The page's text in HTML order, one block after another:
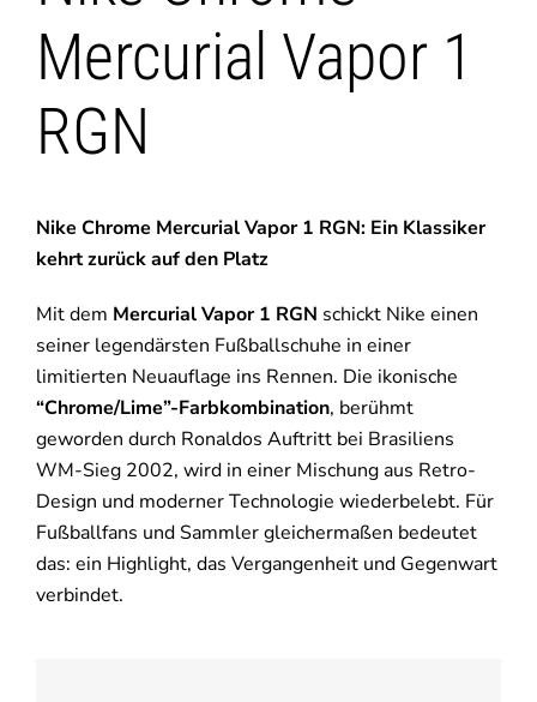
Mercurial Vapor 1
RGN
Nike Chrome Mercurial Vapor 1 RGN: Ein Klassiker
kehrt zurück auf den Platz
Mit dem Mercurial Vapor 1 RGN schickt Nike einen
seiner legendärsten Fußballschuhe in einer
limitierten Neuauflage ins Rennen. Die ikonische
“Chrome/Lime”-Farbkombination, berühmt
geworden durch Ronaldos Auftritt bei Brasiliens
WM-Sieg 2002, wird in einer Mischung aus Retro-
Design und moderner Technologie wiederbelebt. Für
Fußballfans und Sammler gleichermaßen bedeutet
das: ein Highlight, das Vergangenheit und Gegenwart
verbindet.